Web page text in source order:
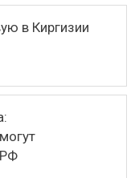
в Киргизии
РФ